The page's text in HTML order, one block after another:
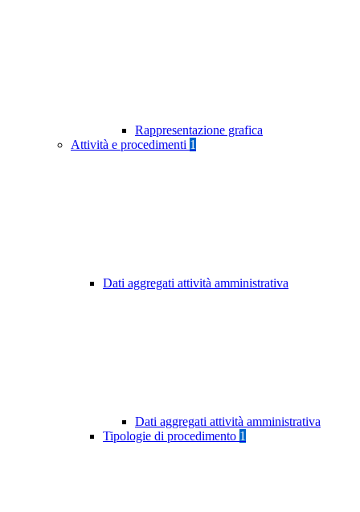
Rappresentazione grafica
Attività e procedimenti 1
Dati aggregati attività amministrativa
Dati aggregati attività amministrativa
Tipologie di procedimento 1